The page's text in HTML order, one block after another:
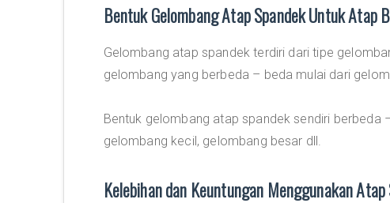
Bentuk Gelombang Atap Spandek Untuk Atap
Gelombang atap spandek terdiri dari tipe
gelombang yang berbeda – beda mulai dari
Bentuk gelombang atap spandek sendiri
gelombang kecil, gelombang besar dll.
Kelebihan dan Keuntungan Menggunakan